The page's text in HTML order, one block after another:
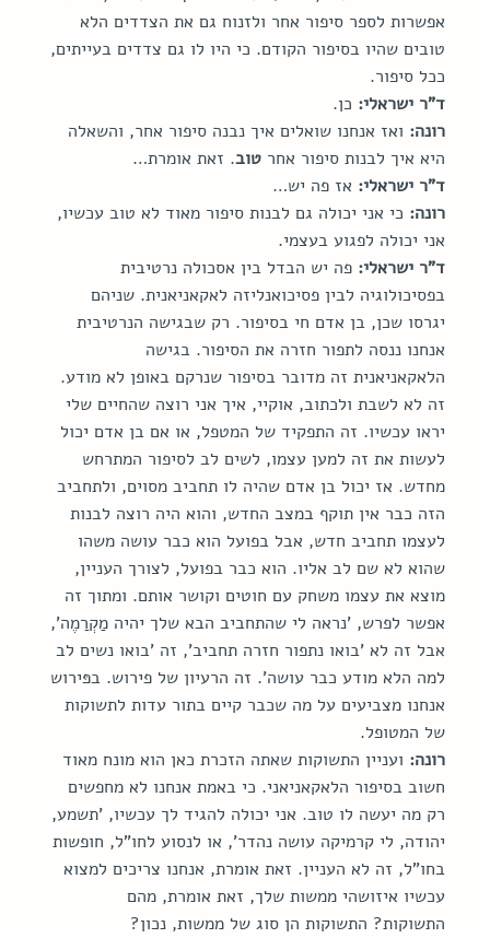
אפשרות לספר סיפור אחר ולזנוח גם את הצדדים הלא
טובים שהיו בסיפור הקודם. כי היו לו גם צדדים בעייתים,
ככל סיפור.
ד"ר ישראלי: כן.
רונה: ואז אנחנו שואלים איך נבנה סיפור אחר, והשאלה
היא איך לבנות סיפור אחר טוב. זאת אומרת…
ד"ר ישראלי: אז פה יש…
רונה: כי אני יכולה גם לבנות סיפור מאוד לא טוב עכשיו,
אני יכולה לפגוע בעצמי.
ד"ר ישראלי: פה יש הבדל בין אסכולה נרטיבית
בפסיכולוגיה לבין פסיכואנליזה לאקאניאנית. שניהם
יגרסו שכן, בן אדם חי בסיפור. רק שבגישה הנרטיבית
אנחנו ננסה לתפור חזרה את הסיפור. בגישה
הלאקאניאנית זה מדובר בסיפור שנרקם באופן לא מודע.
זה לא לשבת ולכתוב, אוקיי, איך אני רוצה שהחיים שלי
יראו עכשיו. זה התפקיד של המטפל, או אם בן אדם יכול
לעשות את זה למען עצמו, לשים לב לסיפור המתרחש
מחדש. אז יכול בן אדם שהיה לו תחביב מסוים, ולתחביב
הזה כבר אין תוקף במצב החדש, והוא היה רוצה לבנות
לעצמו תחביב חדש, אבל בפועל הוא כבר עושה משהו
שהוא לא שם לב אליו. הוא כבר בפועל, לצורך העניין,
מוצא את עצמו משחק עם חוטים וקושר אותם. ומתוך זה
אפשר לפרש, 'נראה לי שהתחביב הבא שלך יהיה מַקְרַמֶה',
אבל זה לא 'בואו נתפור חזרה תחביב', זה 'בואו נשים לב
למה הלא מודע כבר עושה'. זה הרעיון של פירוש. בפּירוש
אנחנו מצביעים על מה שכבר קיים בתור עדות לתשוקות
של המטופל.
רונה: ועניין התשוקות שאתה הזכרת כאן הוא מונח מאוד
חשוב בסיפור הלאקאניאני. כי באמת אנחנו לא מחפשים
רק מה יעשה לו טוב. אני יכולה להגיד לך עכשיו, 'תשמע,
יהודה, לי קרמיקה עושה נהדר', או לנסוע לחו"ל, חופשות
בחו"ל, זה לא העניין. זאת אומרת, אנחנו צריכים למצוא
עכשיו איזושהי ממשות שלך, זאת אומרת, מהם
התשוקות? התשוקות הן סוג של ממשות, נכון?